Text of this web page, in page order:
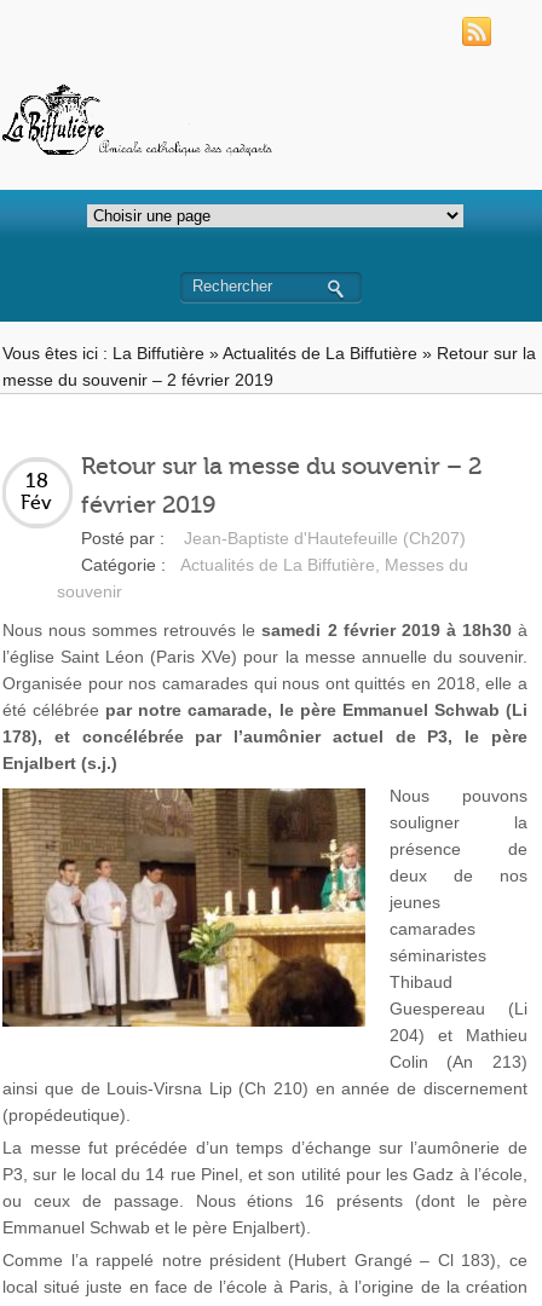
Vous êtes ici : La Biffutière »Actualités de La Biffutière » Retour sur la
messe du souvenir – 2 février 2019
Retour sur la messe du souvenir – 2
février 2019
18
Fév
Posté par :
Jean-Baptiste d'Hautefeuille (Ch207)
Catégorie :
Actualités de La Biffutière
Messes du
souvenir
Nous nous sommes retrouvés lesamedi 2 février 2019 à 18h30à
l’église Saint Léon (Paris XVe) pour la messe annuelle du souvenir.
Organisée pour nos camarades qui nous ont quittés en 2018, elle a
été célébrée par notre camarade, le père Emmanuel Schwab (Li
178), et concélébrée par l’aumônier actuel de P3, le père
Enjalbert (s.j.)
Nous pouvons
souligner la
présence de
deux de nos
jeunes
camarades
séminaristes
Thibaud
Guespereau (Li
204) et Mathieu
Colin (An 213)
ainsi que de Louis-Virsna Lip (Ch 210) en année de discernement
(propédeutique).
La messe fut précédée d’un temps d’échange sur l’aumônerie de
P3, sur le local du 14 rue Pinel, et son utilité pour les Gadz à l’école,
ou ceux de passage. Nous étions 16 présents (dont le père
Emmanuel Schwab et le père Enjalbert).
Comme l’a rappelé notre président (Hubert Grangé – Cl 183), ce
local situé juste en face de l’école à Paris, à l’origine de la création